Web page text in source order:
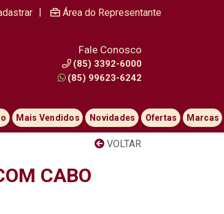
| Área do Representante
Fale Conosco
(85) 3392-6000
(85) 99623-6242
Mais Vendidos Novidades Ofertas Marcas
VOLTAR
CABO